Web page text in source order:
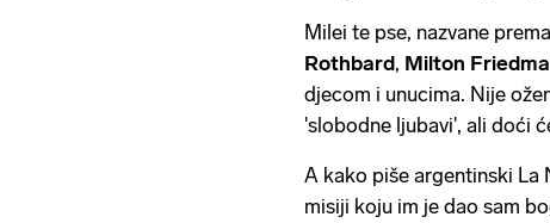
Milei te pse, nazvane
Rothbard, Milton
djecom i unucima. Nije
'slobodne ljubavi', ali doći
A kako piše argentinski La
misiji koju im je dao sam